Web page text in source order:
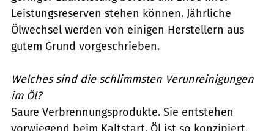
Leistungsreserven stehen können. Jährliche
Ölwechsel werden von einigen Herstellern aus
gutem Grund vorgeschrieben.
Welches sind die schlimmsten Verunreinigungen
im Öl?
Saure Verbrennungsprodukte. Sie entstehen